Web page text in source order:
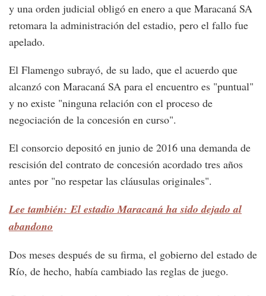
y una orden judicial obligó en enero a que Maracaná SA
retomara la administración del estadio, pero el fallo fue
apelado.
El Flamengo subrayó, de su lado, que el acuerdo que
alcanzó con Maracaná SA para el encuentro es "puntual"
y no existe "ninguna relación con el proceso de
negociación de la concesión en curso".
El consorcio depositó en junio de 2016 una demanda de
rescisión del contrato de concesión acordado tres años
antes por "no respetar las cláusulas originales".
Lee también: El estadio Maracaná ha sido dejado al
abandono
Dos meses después de su firma, el gobierno del estado de
Río, de hecho, había cambiado las reglas de juego.